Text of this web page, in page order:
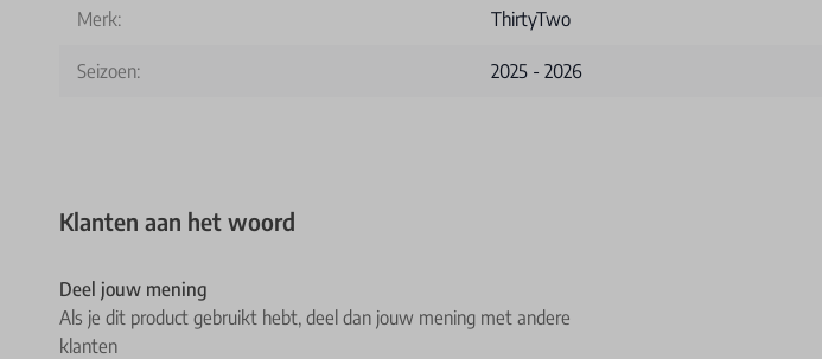
Merk: ThirtyTwo
Seizoen: 2025 - 2026
Klanten aan het woord
Deel jouw mening
Als je dit product gebruikt hebt, deel dan jouw mening met andere
klanten